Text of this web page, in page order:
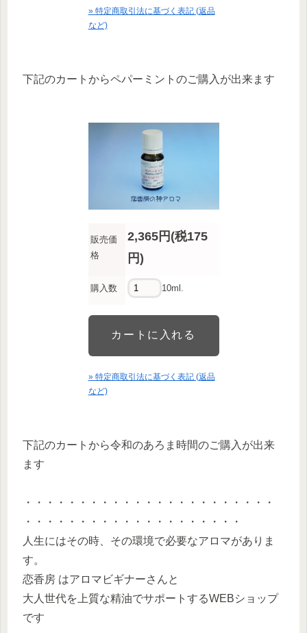
» 特定商取引法に基づく表記 (返品
など)
下記のカートからペパーミントのご購入が出来ます
販売価
格
2,365円(税175
円)
購入数 10ml.
» 特定商取引法に基づく表記 (返品
など)
下記のカートから令和のあろま時間のご購入が出来
ます
・・・・・・・・・・・・・・・・・・・・・・・
・・・・・・・・・・・・・・・・・・・・
人生にはその時、その環境で必要なアロマがありま
す。
恋香房 はアロマビギナーさんと
大人世代を上質な精油でサポートするWEBショップ
です